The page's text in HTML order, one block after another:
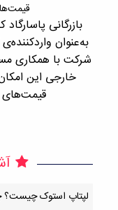
بازرگانی
به‌عنوان
شرکت با همکاری
خارجی این امکان
قیمت‌های
لپتاپ استوک چیست؟